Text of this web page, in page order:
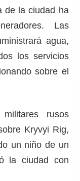
de la ciudad ha
Las
agua,
los servicios
sobre el
rusos
Kryvyi Rig,
un niño de un
la ciudad con